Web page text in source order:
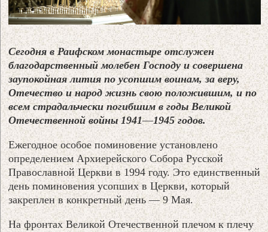
Сегодня в Раифском монастыре отслужен
благодарственный молебен Господу и совершена
заупокойная лития по усопшим воинам, за веру,
Отечество и народ жизнь свою положившим, и по
всем страдальчески погибшим в годы Великой
Отечественной войны 1941—1945 годов.
Ежегодное особое поминовение установлено
определением Архиерейского Собора Русской
Православной Церкви в 1994 году. Это единственный
день поминовения усопших в Церкви, который
закреплен в конкретный день — 9 Мая.
На фронтах Великой Отечественной плечом к плечу